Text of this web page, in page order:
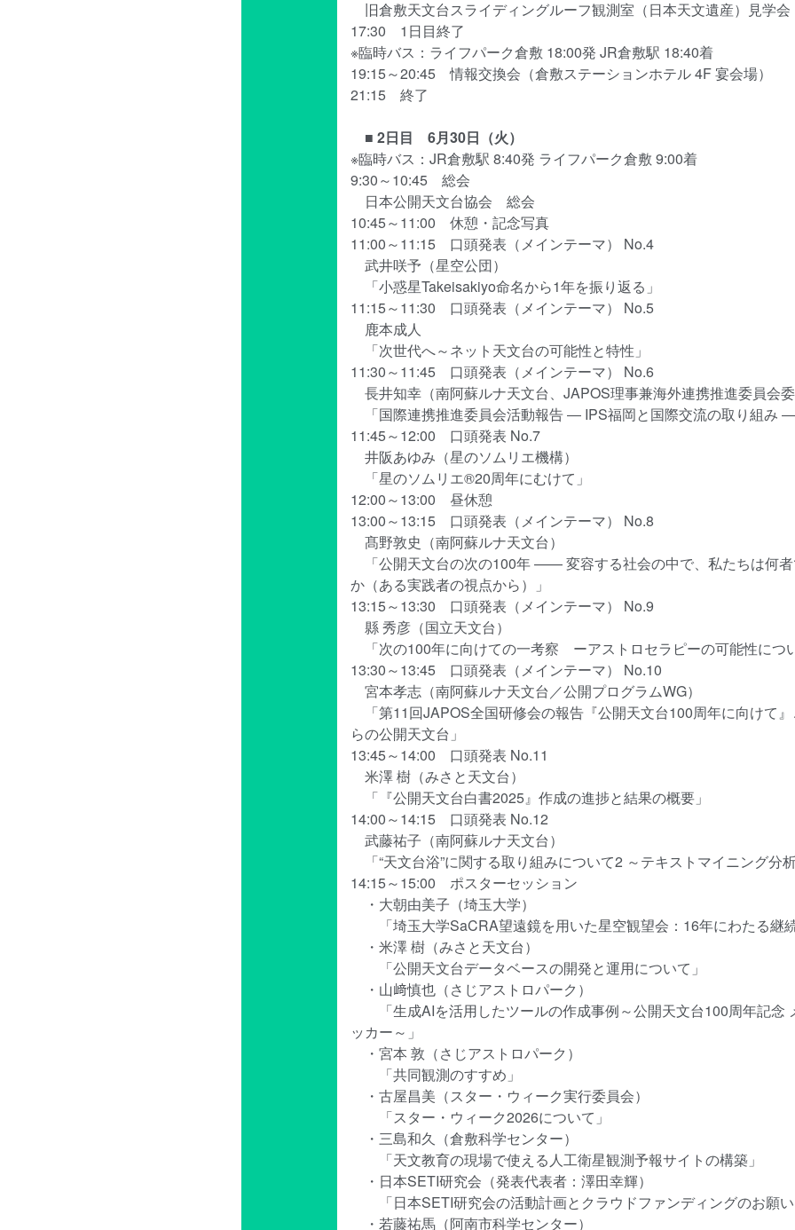
旧倉敷天文台スライディングルーフ観測室（日本天文遺産）見学会
17:30 1日目終了
※臨時バス：ライフパーク倉敷 18:00発 JR倉敷駅 18:40着
19:15～20:45 情報交換会（倉敷ステーションホテル 4F 宴会場）
21:15 終了
■ 2日目 6月30日（火）
※臨時バス：JR倉敷駅 8:40発 ライフパーク倉敷 9:00着
9:30～10:45 総会
日本公開天文台協会 総会
10:45～11:00 休憩・記念写真
11:00～11:15 口頭発表（メインテーマ） No.4
武井咲予（星空公団）
「小惑星Takeisakiyo命名から1年を振り返る」
11:15～11:30 口頭発表（メインテーマ） No.5
鹿本成人
「次世代へ～ネット天文台の可能性と特性」
11:30～11:45 口頭発表（メインテーマ） No.6
長井知幸（南阿蘇ルナ天文台、JAPOS理事兼海外連携推進委員会委
「国際連携推進委員会活動報告 ― IPS福岡と国際交流の取り組み ―
11:45～12:00 口頭発表 No.7
井阪あゆみ（星のソムリエ機構）
「星のソムリエ®20周年にむけて」
12:00～13:00 昼休憩
13:00～13:15 口頭発表（メインテーマ） No.8
髙野敦史（南阿蘇ルナ天文台）
「公開天文台の次の100年 —— 変容する社会の中で、私たちは何者
か（ある実践者の視点から）」
13:15～13:30 口頭発表（メインテーマ） No.9
縣 秀彦（国立天文台）
「次の100年に向けての一考察 ーアストロセラピーの可能性につ
13:30～13:45 口頭発表（メインテーマ） No.10
宮本孝志（南阿蘇ルナ天文台／公開プログラムWG）
「第11回JAPOS全国研修会の報告『公開天文台100周年に向けて
らの公開天文台」
13:45～14:00 口頭発表 No.11
米澤 樹（みさと天文台）
「『公開天文台白書2025』作成の進捗と結果の概要」
14:00～14:15 口頭発表 No.12
武藤祐子（南阿蘇ルナ天文台）
「“天文台浴”に関する取り組みについて2 ～テキストマイニング分
14:15～15:00 ポスターセッション
・大朝由美子（埼玉大学）
「埼玉大学SaCRA望遠鏡を用いた星空観望会：16年にわたる継続
・米澤 樹（みさと天文台）
「公開天文台データベースの開発と運用について」
・山﨑慎也（さじアストロパーク）
「生成AIを活用したツールの作成事例～公開天文台100周年記念
ッカー～」
・宮本 敦（さじアストロパーク）
「共同観測のすすめ」
・古屋昌美（スター・ウィーク実行委員会）
「スター・ウィーク2026について」
・三島和久（倉敷科学センター）
「天文教育の現場で使える人工衛星観測予報サイトの構築」
・日本SETI研究会（発表代表者：澤田幸輝）
「日本SETI研究会の活動計画とクラウドファンディングのお願い
・若藤祐馬（阿南市科学センター）